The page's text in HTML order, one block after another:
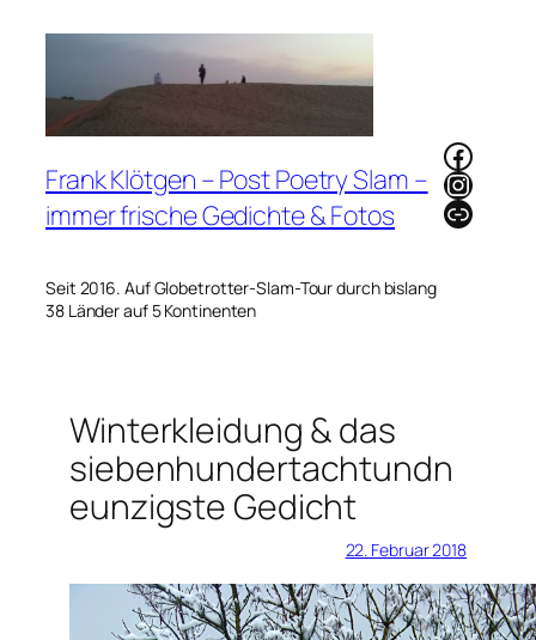
Frank Klötgen – Post Poetry Slam –
immer frische Gedichte & Fotos
Seit 2016. Auf Globetrotter-Slam-Tour durch bislang
38 Länder auf 5 Kontinenten
Link
Winterkleidung & das
siebenhundertachtundn
eunzigste Gedicht
22. Februar 2018